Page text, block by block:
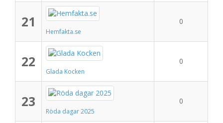
21
Hemfakta.se
0
22
Glada Kocken
0
23
Röda dagar 2025
0